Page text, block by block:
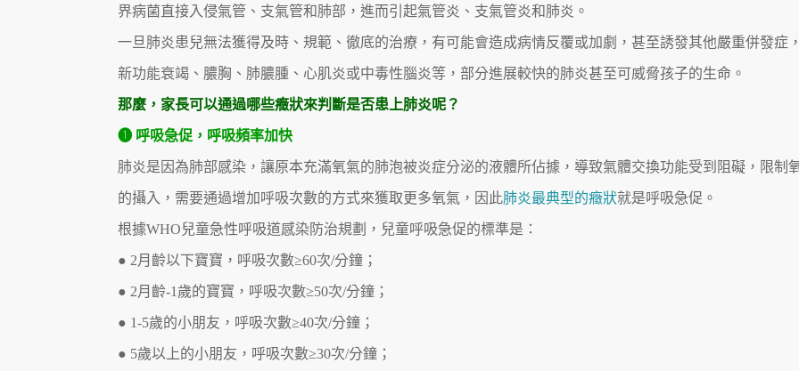
界病菌直接入侵氣管、支氣管和肺部，進而引起氣管炎、支氣管炎和肺炎。
一旦肺炎患兒無法獲得及時、規範、徹底的治療，有可能會造成病情反覆或加劇，甚至誘發其他嚴重併發症
新功能衰竭、膿胸、肺膿腫、心肌炎或中毒性腦炎等，部分進展較快的肺炎甚至可威脅孩子的生命。
那麼，家長可以通過哪些癥狀來判斷是否患上肺炎呢？
❶ 呼吸急促，呼吸頻率加快
肺炎是因為肺部感染，讓原本充滿氧氣的肺泡被炎症分泌的液體所佔據，導致氣體交換功能受到阻礙，限制
的攝入，需要通過增加呼吸次數的方式來獲取更多氧氣，因此肺炎最典型的癥狀就是呼吸急促。
根據WHO兒童急性呼吸道感染防治規劃，兒童呼吸急促的標準是：
● 2月齡以下寶寶，呼吸次數≥60次/分鐘；
● 2月齡-1歲的寶寶，呼吸次數≥50次/分鐘；
● 1-5歲的小朋友，呼吸次數≥40次/分鐘；
● 5歲以上的小朋友，呼吸次數≥30次/分鐘；